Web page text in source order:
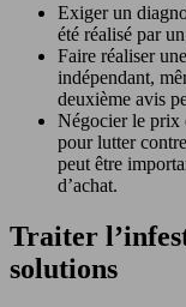
Exiger un
été réalisé par
Faire réaliser
indépendant,
deuxième avis
Négocier le prix
pour lutter
peut être
d’achat.
Traiter
solutions